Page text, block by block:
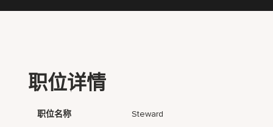
职位详情
职位名称 Steward